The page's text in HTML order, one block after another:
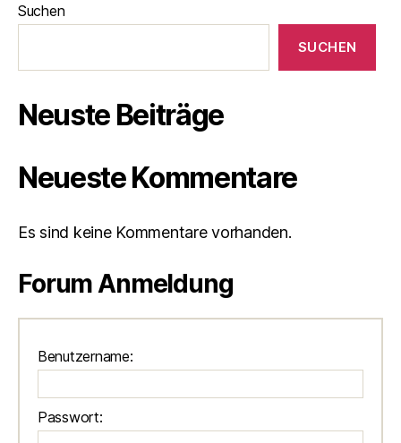
Suchen
SUCHEN
Neuste Beiträge
Neueste Kommentare
Es sind keine Kommentare vorhanden.
Forum Anmeldung
Benutzername:
Passwort: